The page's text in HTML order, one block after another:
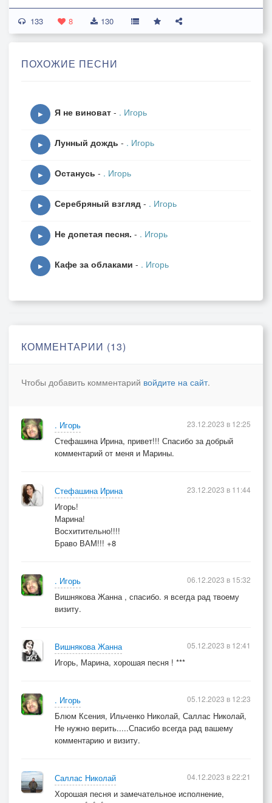
133 8 130
ПОХОЖИЕ ПЕСНИ
▶ Я не виноват - . Игорь
▶ Лунный дождь - . Игорь
▶ Останусь - . Игорь
▶ Серебряный взгляд - . Игорь
▶ Не допетая песня. - . Игорь
▶ Кафе за облаками - . Игорь
КОММЕНТАРИИ (13)
Чтобы добавить комментарий войдите на сайт.
. Игорь
Стефашина Ирина, привет!!! Спасибо за добрый
комментарий от меня и Марины.
23.12.2023 в 12:25
Стефашина Ирина
Игорь!
Марина!
Восхитительно!!!!
Браво ВАМ!!! +8
23.12.2023 в 11:44
. Игорь
Вишнякова Жанна , спасибо. я всегда рад твоему
визиту.
06.12.2023 в 15:32
Вишнякова Жанна
Игорь, Марина, хорошая песня ! ***
05.12.2023 в 12:41
. Игорь
Блюм Ксения, Ильченко Николай, Саллас Николай,
Не нужно верить.....Спасибо всегда рад вашему
комментарию и визиту.
05.12.2023 в 12:23
Саллас Николай
Хорошая песня и замечательное исполнение,
04.12.2023 в 22:21